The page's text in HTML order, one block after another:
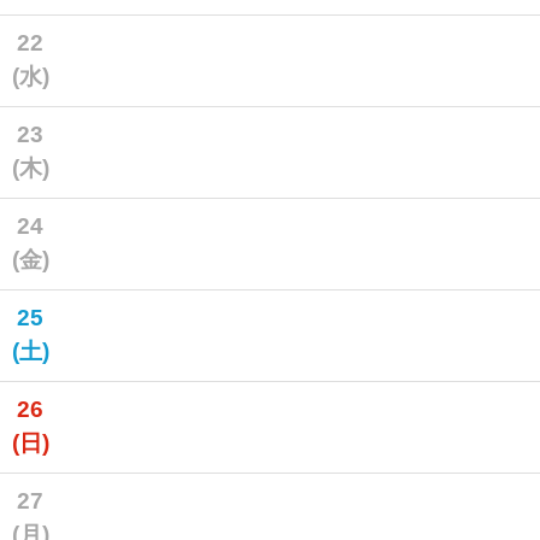
22
(水)
23
(木)
24
(金)
25
(土)
26
(日)
27
(月)